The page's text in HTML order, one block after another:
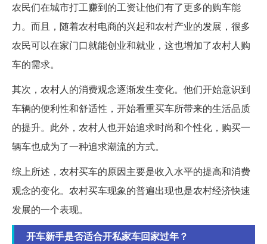
农民们在城市打工赚到的工资让他们有了更多的购车能
力。而且，随着农村电商的兴起和农村产业的发展，很多
农民可以在家门口就能创业和就业，这也增加了农村人购
车的需求。
其次，农村人的消费观念逐渐发生变化。他们开始意识到
车辆的便利性和舒适性，开始看重买车所带来的生活品质
的提升。此外，农村人也开始追求时尚和个性化，购买一
辆车也成为了一种追求潮流的方式。
综上所述，农村买车的原因主要是收入水平的提高和消费
观念的变化。农村买车现象的普遍出现也是农村经济快速
发展的一个表现。
开车新手是否适合开私家车回家过年？